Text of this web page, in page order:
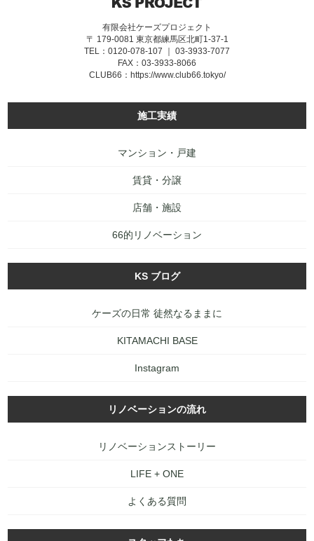
有限会社ケーズプロジェクト
〒 179-0081 東京都練馬区北町1-37-1
TEL：0120-078-107 ｜ 03-3933-7077
FAX：03-3933-8066
CLUB66： https://www.club66.tokyo/
施工実績
マンション・戸建
賃貸・分譲
店舗・施設
66的リノベーション
KS ブログ
ケーズの日常 徒然なるままに
KITAMACHI BASE
Instagram
リノベーションの流れ
リノベーションストーリー
LIFE + ONE
よくある質問